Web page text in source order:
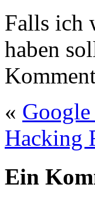
Falls ich
haben
«
Hacking
Ein